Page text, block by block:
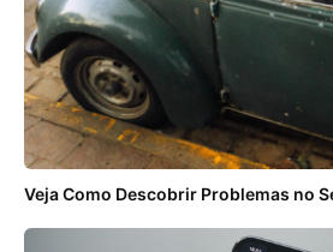
Veja Como Descobrir Problemas no